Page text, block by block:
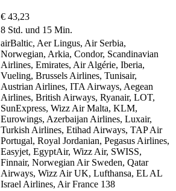
€ 43,23
8 Std. und 15 Min.
airBaltic, Aer Lingus, Air Serbia,
Norwegian, Arkia, Condor, Scandinavian
Airlines, Emirates, Air Algérie, Iberia,
Vueling, Brussels Airlines, Tunisair,
Austrian Airlines, ITA Airways, Aegean
Airlines, British Airways, Ryanair, LOT,
SunExpress, Wizz Air Malta, KLM,
Eurowings, Azerbaijan Airlines, Luxair,
Turkish Airlines, Etihad Airways, TAP Air
Portugal, Royal Jordanian, Pegasus Airlines,
Easyjet, EgyptAir, Wizz Air, SWISS,
Finnair, Norwegian Air Sweden, Qatar
Airways, Wizz Air UK, Lufthansa, EL AL
Israel Airlines, Air France 138